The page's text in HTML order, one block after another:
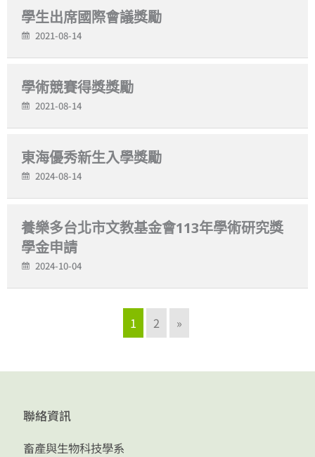
學生出席國際會議獎勵
2021-08-14
學術競賽得獎獎勵
2021-08-14
東海優秀新生入學獎勵
2024-08-14
養樂多台北市文教基金會113年學術研究獎
學金申請
2024-10-04
1 2 »
聯絡資訊
畜產與生物科技學系